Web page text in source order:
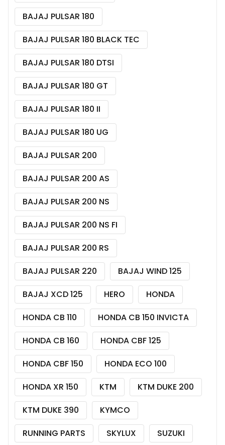
BAJAJ PULSAR 180
BAJAJ PULSAR 180 BLACK TEC
BAJAJ PULSAR 180 DTSI
BAJAJ PULSAR 180 GT
BAJAJ PULSAR 180 II
BAJAJ PULSAR 180 UG
BAJAJ PULSAR 200
BAJAJ PULSAR 200 AS
BAJAJ PULSAR 200 NS
BAJAJ PULSAR 200 NS FI
BAJAJ PULSAR 200 RS
BAJAJ PULSAR 220
BAJAJ WIND 125
BAJAJ XCD 125
HERO
HONDA
HONDA CB 110
HONDA CB 150 INVICTA
HONDA CB 160
HONDA CBF 125
HONDA CBF 150
HONDA ECO 100
HONDA XR 150
KTM
KTM DUKE 200
KTM DUKE 390
KYMCO
RUNNING PARTS
SKYLUX
SUZUKI